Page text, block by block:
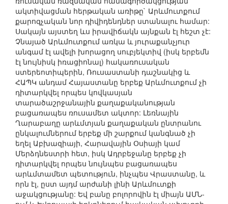
ակտիվացման հերթական առիթը` Արևմուտքում
քարոզչական նոր դիվիդենդներ ստանալու համար:
Սակայն այստեղ ևս իրավիճակն այնքան էլ հեշտ չէ:
Չնայած Արևմուտքում առկա և յուրաքանչյուր
անգամ էլ ավելի խորացող սուբյեկտիվ (իսկ երբեմն
էլ նույնիսկ իռացիոնալ) հակառուսական
ստերեոտիպերին, Ռուսաստանի դաշնակից և
ՀԱՊԿ անդամ Հայաստանը երբեք Արևմուտքում չի
դիտարկվել որպես կովկասյան
տարածաշրջանային քաղաքականության
բացառապես ռուսամետ ակտոր: Լեռնային
Ղարաբաղը արևմտյան քաղաքական ընտրանու
ընկալումներում երբեք մի շարքում կանգնած չի
եղել Աբխազիայի, Հարավային Օսիայի կամ
Մերձդնեստրի հետ, իսկ Ադրբեջանը երբեք չի
դիտարկվել որպես նույնպես բացառապես
արևմտամետ պետություն, ինչպես Վրաստանը, և
որն էլ, ըստ այդմ արժանի լինի Արևմուտքի
աջակցությանը: Եվ բանը բոլորովին էլ միայն ԱՄՆ-